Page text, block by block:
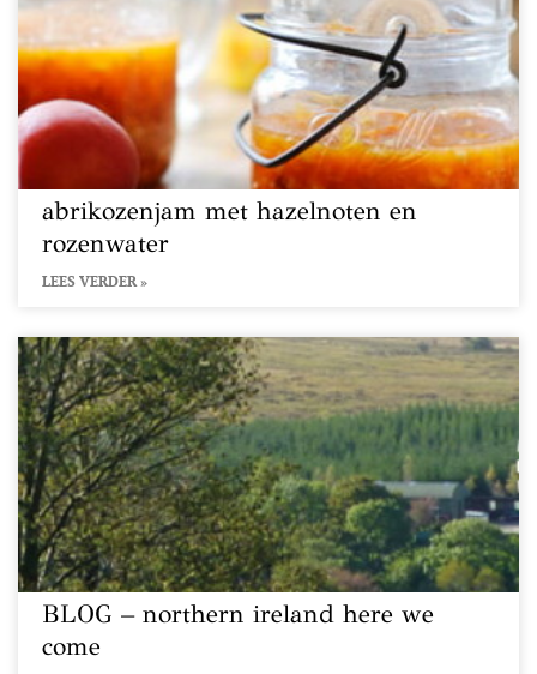
abrikozenjam met hazelnoten en
rozenwater
LEES VERDER »
BLOG – northern ireland here we
come